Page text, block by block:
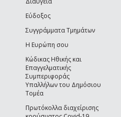
e-mail)
Εύδοξος
Συγγράμματα Τμημάτων
Η Ευρώπη σου
Κώδικας Ηθικής και
Επαγγελματικής
Συμπεριφοράς
Υπαλλήλων του Δημόσιου
Τομέα
Πρωτόκολλα διαχείρισης